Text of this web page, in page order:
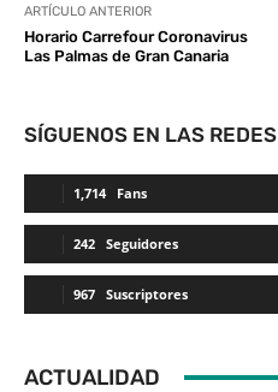
ARTÍCULO ANTERIOR
Horario Carrefour Coronavirus
Las Palmas de Gran Canaria
SÍGUENOS EN LAS REDES
1,714 Fans
242 Seguidores
967 Suscriptores
ACTUALIDAD